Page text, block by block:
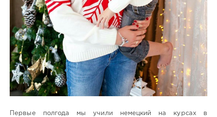
Первые полгода мы учили немецкий на курсах в